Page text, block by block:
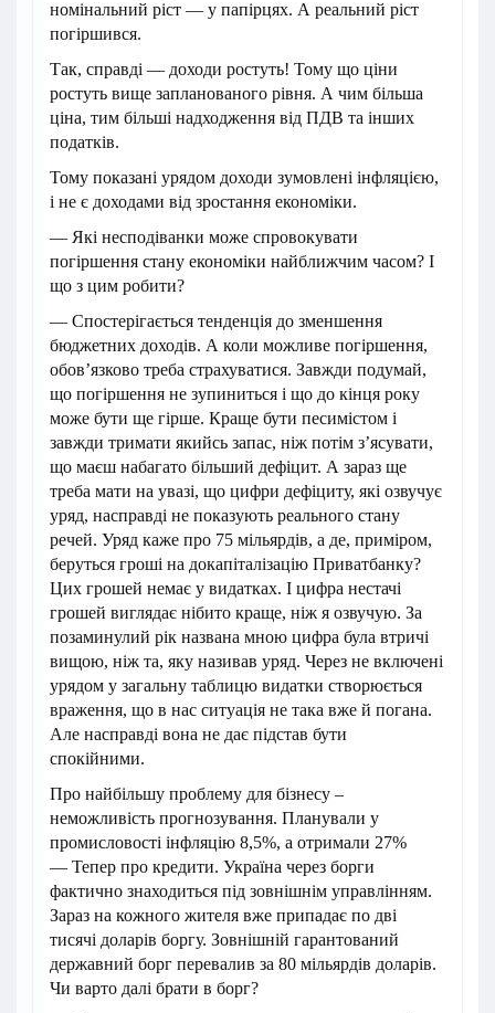
номінальний ріст — у папірцях. А реальний ріст
погіршився.
Так, справді — доходи ростуть! Тому що ціни
ростуть вище запланованого рівня. А чим більша
ціна, тим більші надходження від ПДВ та інших
податків.
Тому показані урядом доходи зумовлені інфляцією,
і не є доходами від зростання економіки.
— Які несподіванки може спровокувати
погіршення стану економіки найближчим часом? І
що з цим робити?
— Спостерігається тенденція до зменшення
бюджетних доходів. А коли можливе погіршення,
обов’язково треба страхуватися. Завжди подумай,
що погіршення не зупиниться і що до кінця року
може бути ще гірше. Краще бути песимістом і
завжди тримати якийсь запас, ніж потім з’ясувати,
що маєш набагато більший дефіцит. А зараз ще
треба мати на увазі, що цифри дефіциту, які озвучує
уряд, насправді не показують реального стану
речей. Уряд каже про 75 мільярдів, а де, приміром,
беруться гроші на докапіталізацію Приватбанку?
Цих грошей немає у видатках. І цифра нестачі
грошей виглядає нібито краще, ніж я озвучую. За
позаминулий рік названа мною цифра була втричі
вищою, ніж та, яку називав уряд. Через не включені
урядом у загальну таблицю видатки створюється
враження, що в нас ситуація не така вже й погана.
Але насправді вона не дає підстав бути
спокійними.
Про найбільшу проблему для бізнесу –
неможливість прогнозування. Планували у
промисловості інфляцію 8,5%, а отримали 27%
— Тепер про кредити. Україна через борги
фактично знаходиться під зовнішнім управлінням.
Зараз на кожного жителя вже припадає по дві
тисячі доларів боргу. Зовнішній гарантований
державний борг перевалив за 80 мільярдів доларів.
Чи варто далі брати в борг?